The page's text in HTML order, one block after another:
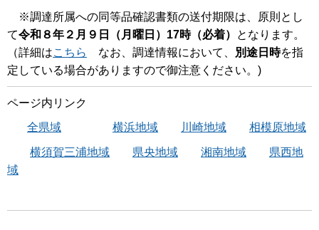
※調達所属への同等品確認書類の送付期限は、原則とし
て令和８年２月９日（月曜日）17時（必着）
となります。
（詳細はこちら なお、調達情報において、 別途日時を指
定している場合がありますので御注意ください。)
ページ内リンク
全県域 横浜地域 川崎地域 相模原地域
横須賀三浦地域 県央地域 湘南地域
県西地
域